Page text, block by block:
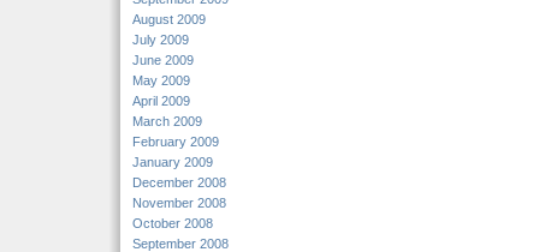
August 2009
July 2009
June 2009
May 2009
April 2009
March 2009
February 2009
January 2009
December 2008
November 2008
October 2008
September 2008